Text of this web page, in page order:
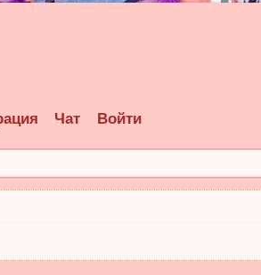
Чат Войти